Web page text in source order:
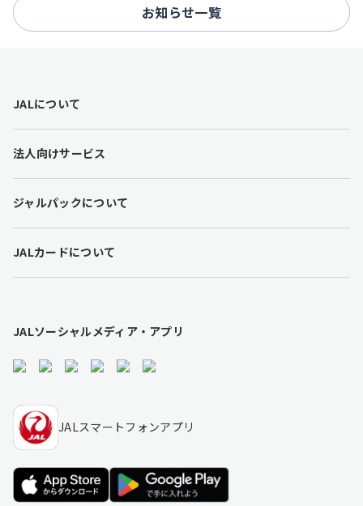
お知らせ一覧
o
e
i
n
s
JALについて
法人向けサービス
ジャルパックについて
JALカードについて
JALソーシャルメディア・アプリ
JALスマートフォンアプリ